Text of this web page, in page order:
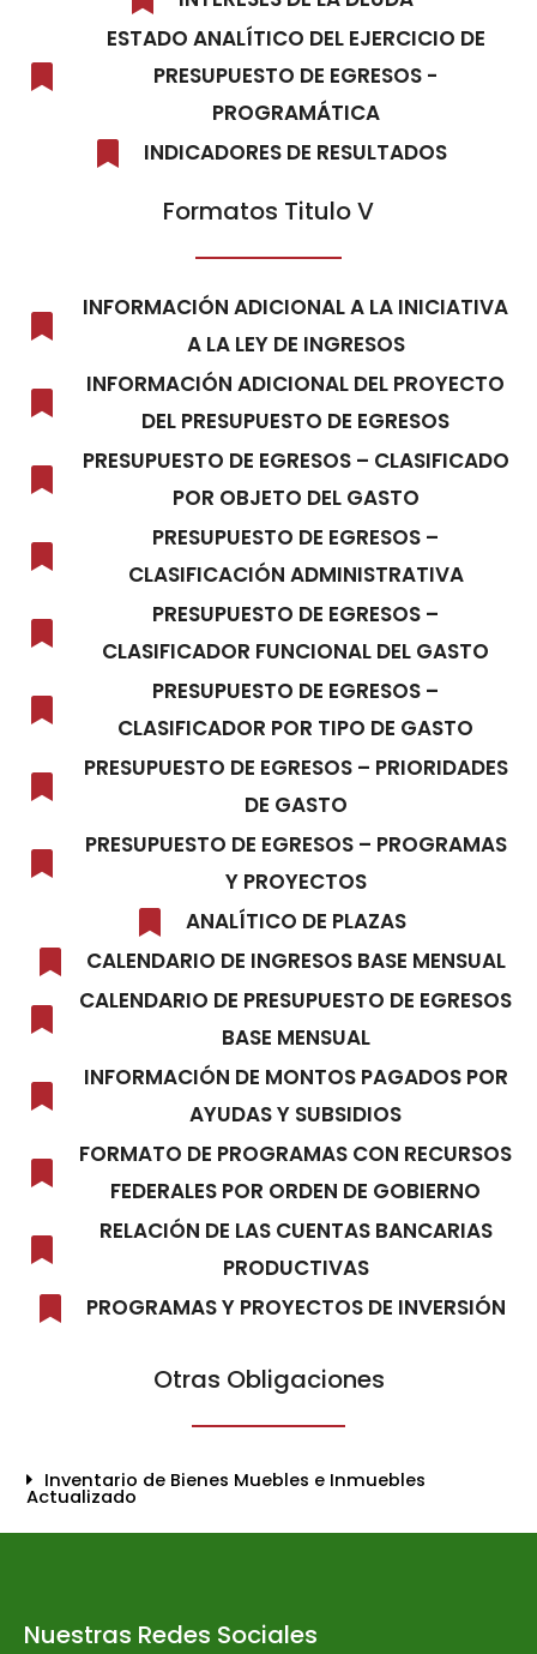
ESTADO ANALÍTICO DEL EJERCICIO DE
PRESUPUESTO DE EGRESOS -
PROGRAMÁTICA
INDICADORES DE RESULTADOS
Formatos Titulo V
INFORMACIÓN ADICIONAL A LA INICIATIVA
A LA LEY DE INGRESOS
INFORMACIÓN ADICIONAL DEL PROYECTO
DEL PRESUPUESTO DE EGRESOS
PRESUPUESTO DE EGRESOS – CLASIFICADO
POR OBJETO DEL GASTO
PRESUPUESTO DE EGRESOS –
CLASIFICACIÓN ADMINISTRATIVA
PRESUPUESTO DE EGRESOS –
CLASIFICADOR FUNCIONAL DEL GASTO
PRESUPUESTO DE EGRESOS –
CLASIFICADOR POR TIPO DE GASTO
PRESUPUESTO DE EGRESOS – PRIORIDADES
DE GASTO
PRESUPUESTO DE EGRESOS – PROGRAMAS
Y PROYECTOS
ANALÍTICO DE PLAZAS
CALENDARIO DE INGRESOS BASE MENSUAL
CALENDARIO DE PRESUPUESTO DE EGRESOS
BASE MENSUAL
INFORMACIÓN DE MONTOS PAGADOS POR
AYUDAS Y SUBSIDIOS
FORMATO DE PROGRAMAS CON RECURSOS
FEDERALES POR ORDEN DE GOBIERNO
RELACIÓN DE LAS CUENTAS BANCARIAS
PRODUCTIVAS
PROGRAMAS Y PROYECTOS DE INVERSIÓN
Otras Obligaciones
Inventario de Bienes Muebles e Inmuebles
Actualizado
Nuestras Redes Sociales